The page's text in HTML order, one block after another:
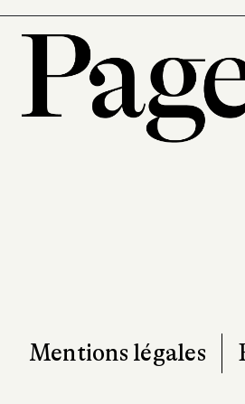
un retour vers
d’idées
intelligence